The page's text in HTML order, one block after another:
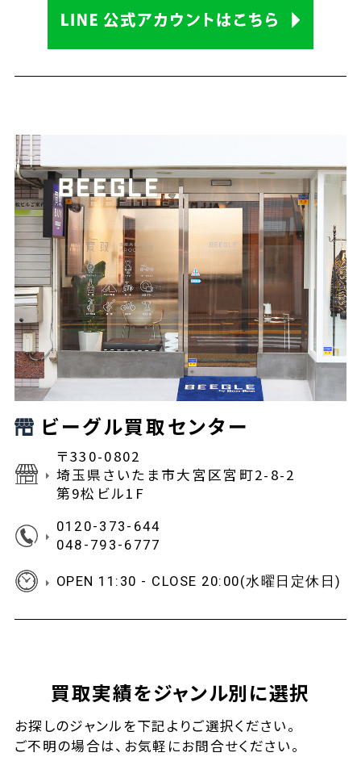
ビーグル買取センター
〒330-0802
埼玉県さいたま市大宮区宮町2-8-2
第9松ビル1F
0120-373-644
048-793-6777
OPEN 11:30 - CLOSE 20:00(水曜日定休日)
買取実績をジャンル別に選択
お探しのジャンルを下記よりご選択ください。
ご不明の場合は、お気軽にお問合せください。